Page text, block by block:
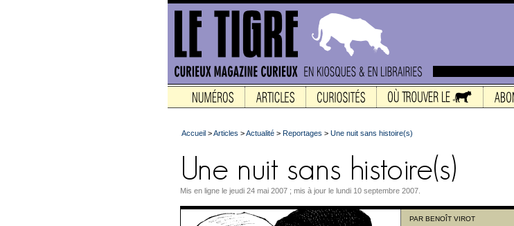
Accueil >Articles >Actualité > Reportages > Une nuit sans histoire(s)
Mis en ligne le jeudi 24 mai 2007 ; mis à jour le lundi 10 septembre 2007.
PAR BENOÎT VIROT